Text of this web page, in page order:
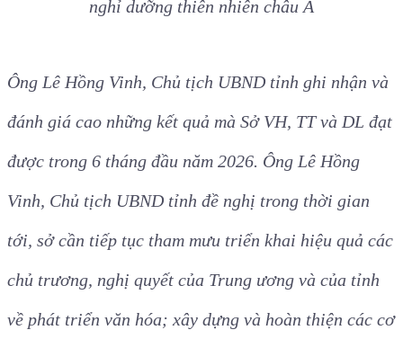
nghỉ dưỡng thiên nhiên châu Á
Ông Lê Hồng Vinh, Chủ tịch UBND tỉnh ghi nhận và
đánh giá cao những kết quả mà Sở VH, TT và DL đạt
được trong 6 tháng đầu năm 2026. Ông Lê Hồng
Vinh, Chủ tịch UBND tỉnh đề nghị trong thời gian
tới, sở cần tiếp tục tham mưu triển khai hiệu quả các
chủ trương, nghị quyết của Trung ương và của tỉnh
về phát triển văn hóa; xây dựng và hoàn thiện các cơ